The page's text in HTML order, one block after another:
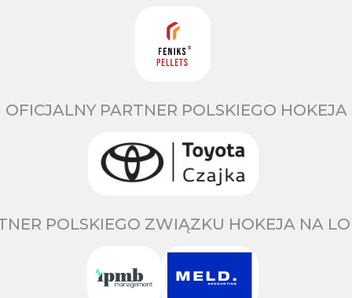
OFICJALNY PARTNER POLSKIEGO HOKEJA
POLSKIEGO ZWIĄZKU HOKEJA NA